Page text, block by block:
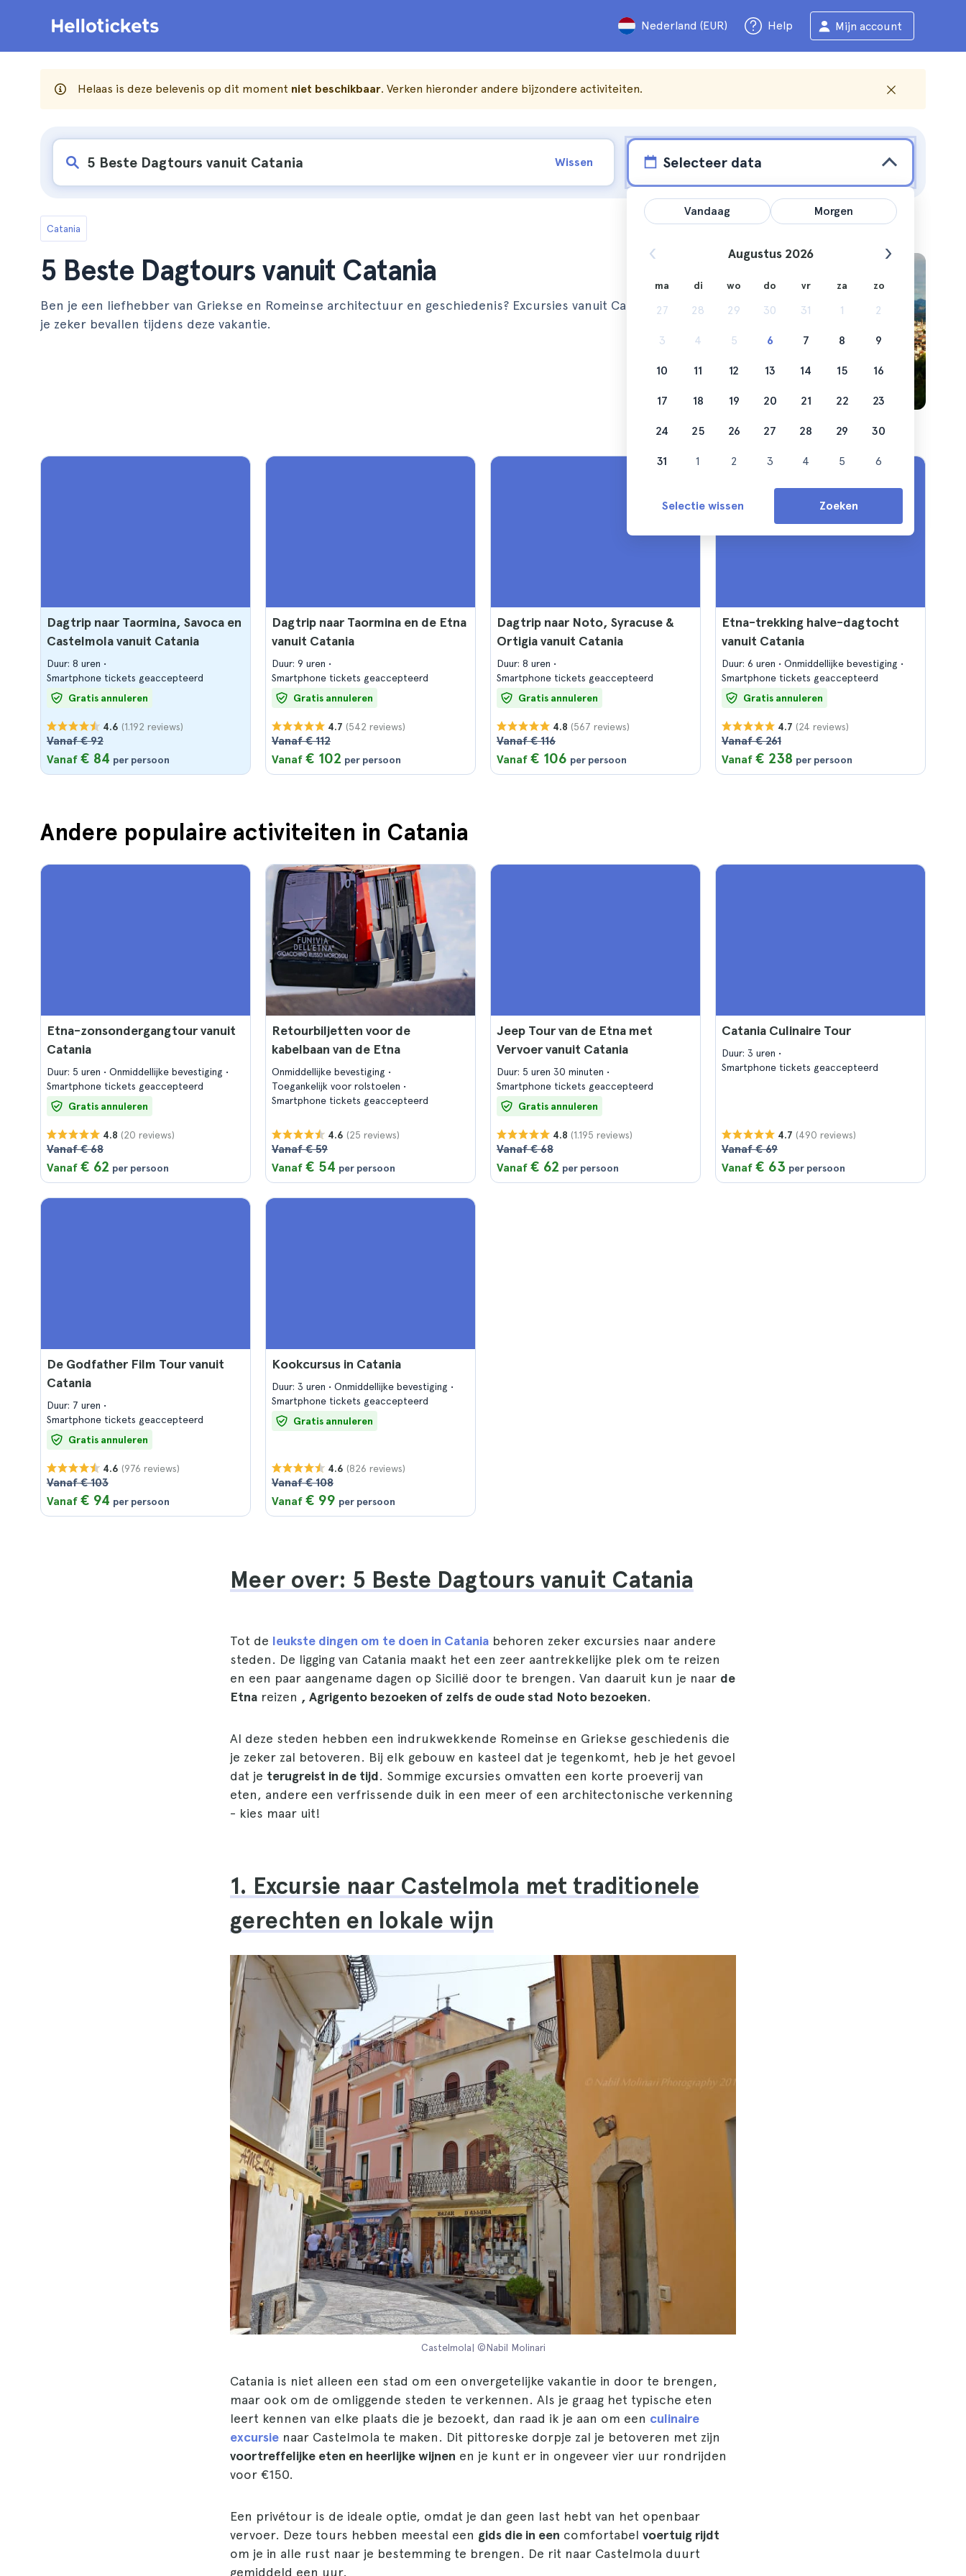
Nederland (EUR) Help Mijn account
Helaas is deze belevenis op dit moment niet beschikbaar. Verken hieronder andere bijzondere activiteiten.
Wissen Selecteer data
Catania
5 Beste Dagtours vanuit Catania
Ben je een liefhebber van Griekse en Romeinse architectuur en geschiedenis? Excursies vanuit Catania zullen
je zeker bevallen tijdens deze vakantie.
Dagtrip naar Taormina, Savoca en
Castelmola vanuit Catania
Duur: 8 uren
Smartphone tickets geaccepteerd
Gratis annuleren
4.6 (1.192 reviews)
Vanaf € 92
Vanaf € 84 per persoon
Dagtrip naar Taormina en de Etna
vanuit Catania
Duur: 9 uren
Smartphone tickets geaccepteerd
Gratis annuleren
4.7 (542 reviews)
Vanaf € 112
Vanaf € 102 per persoon
Dagtrip naar Noto, Syracuse &
Ortigia vanuit Catania
Duur: 8 uren
Smartphone tickets geaccepteerd
Gratis annuleren
4.8 (567 reviews)
Vanaf € 116
Vanaf € 106 per persoon
Etna-trekking halve-dagtocht
vanuit Catania
Duur: 6 uren
Onmiddellijke bevestiging
Smartphone tickets geaccepteerd
Gratis annuleren
4.7 (24 reviews)
Vanaf € 261
Vanaf € 238 per persoon
Andere populaire activiteiten in Catania
Etna-zonsondergangtour vanuit
Catania
Duur: 5 uren
Onmiddellijke bevestiging
Smartphone tickets geaccepteerd
Gratis annuleren
4.8 (20 reviews)
Vanaf € 68
Vanaf € 62 per persoon
Retourbiljetten voor de
kabelbaan van de Etna
Onmiddellijke bevestiging
Toegankelijk voor rolstoelen
Smartphone tickets geaccepteerd
4.6 (25 reviews)
Vanaf € 59
Vanaf € 54 per persoon
Jeep Tour van de Etna met
Vervoer vanuit Catania
Duur: 5 uren 30 minuten
Smartphone tickets geaccepteerd
Gratis annuleren
4.8 (1.195 reviews)
Vanaf € 68
Vanaf € 62 per persoon
Catania Culinaire Tour
Duur: 3 uren
Smartphone tickets geaccepteerd
4.7 (490 reviews)
Vanaf € 69
Vanaf € 63 per persoon
De Godfather Film Tour vanuit
Catania
Duur: 7 uren
Smartphone tickets geaccepteerd
Gratis annuleren
4.6 (976 reviews)
Vanaf € 103
Vanaf € 94 per persoon
Kookcursus in Catania
Duur: 3 uren
Onmiddellijke bevestiging
Smartphone tickets geaccepteerd
Gratis annuleren
4.6 (826 reviews)
Vanaf € 108
Vanaf € 99 per persoon
Meer over: 5 Beste Dagtours vanuit Catania
Tot de leukste dingen om te doen in Catania behoren zeker excursies naar andere
steden. De ligging van Catania maakt het een zeer aantrekkelijke plek om te reizen
en een paar aangename dagen op Sicilië door te brengen. Van daaruit kun je naar de
Etna reizen , Agrigento bezoeken of zelfs de oude stad Noto bezoeken.
Al deze steden hebben een indrukwekkende Romeinse en Griekse geschiedenis die
je zeker zal betoveren. Bij elk gebouw en kasteel dat je tegenkomt, heb je het gevoel
dat je terugreist in de tijd. Sommige excursies omvatten een korte proeverij van
eten, andere een verfrissende duik in een meer of een architectonische verkenning
- kies maar uit!
1. Excursie naar Castelmola met traditionele
gerechten en lokale wijn
Castelmola| ©Nabil Molinari
Catania is niet alleen een stad om een onvergetelijke vakantie in door te brengen,
maar ook om de omliggende steden te verkennen. Als je graag het typische eten
leert kennen van elke plaats die je bezoekt, dan raad ik je aan om een culinaire
excursie naar Castelmola te maken. Dit pittoreske dorpje zal je betoveren met zijn
voortreffelijke eten en heerlijke wijnen en je kunt er in ongeveer vier uur rondrijden
voor €150.
Een privétour is de ideale optie, omdat je dan geen last hebt van het openbaar
vervoer. Deze tours hebben meestal een gids die in een comfortabel voertuig rijdt
om je in alle rust naar je bestemming te brengen. De rit naar Castelmola duurt
gemiddeld een uur.
Vandaag Morgen
Augustus 2026
ma di wo do vr za zo
27 28 29 30 31 1 2
3 4 5 6 7 8 9
10 11 12 13 14 15 16
17 18 19 20 21 22 23
24 25 26 27 28 29 30
31 1 2 3 4 5 6
Selectie wissen Zoeken